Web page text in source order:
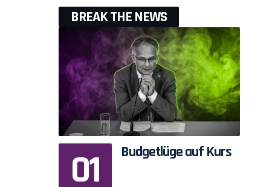
BREAK THE NEWS
Budgetlüge auf Kurs